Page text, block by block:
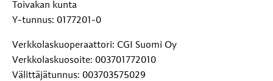
Toivakan kunta
Y-tunnus: 0177201-0
Verkkolaskuoperaattori: CGI Suomi Oy
Verkkolaskuosoite: 003701772010
Välittäjätunnus: 003703575029